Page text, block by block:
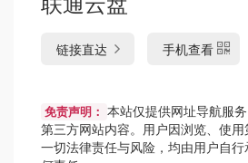
链接直达 手机查看
免责声明： 本站仅提供网址导航服
第三方网站内容。用户因浏览、使
一切法律责任与风险，均由用户自